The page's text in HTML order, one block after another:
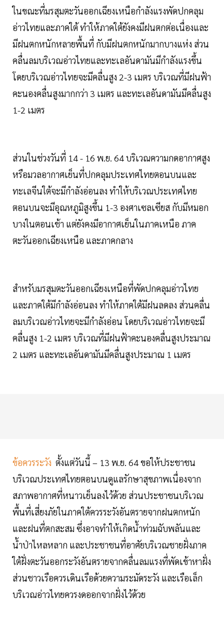
ในขณะที่มรสุมตะวันออกเฉียงเหนือกำลังแรงพัดปกคลุม
อ่าวไทยและภาคใต้ ทำให้ภาคใต้ยังคงมีฝนตกต่อเนื่องและ
มีฝนตกหนักหลายพื้นที่ กับมีฝนตกหนักมากบางแห่ง ส่วน
คลื่นลมบริเวณอ่าวไทยและทะเลอันดามันมีกำลังแรงขึ้น
โดยบริเวณอ่าวไทยจะมีคลื่นสูง 2-3 เมตร บริเวณที่มีฝนฟ้า
คะนองคลื่นสูงมากกว่า 3 เมตร และทะเลอันดามันมีคลื่นสูง
1-2 เมตร
ส่วนในช่วงวันที่ 14 - 16 พ.ย. 64 บริเวณความกดอากาศสูง
หรือมวลอากาศเย็นที่ปกคลุมประเทศไทยตอนบนและ
ทะเลจีนใต้จะมีกำลังอ่อนลง ทำให้บริเวณประเทศไทย
ตอนบนจะมีอุณหภูมิสูงขึ้น 1-3 องศาเซลเซียส กับมีหมอก
บางในตอนเช้า แต่ยังคงมีอากาศเย็นในภาคเหนือ ภาค
ตะวันออกเฉียงเหนือ และภาคกลาง
สำหรับมรสุมตะวันออกเฉียงเหนือที่พัดปกคลุมอ่าวไทย
และภาคใต้มีกำลังอ่อนลง ทำให้ภาคใต้มีฝนลดลง ส่วนคลื่น
ลมบริเวณอ่าวไทยจะมีกำลังอ่อน โดยบริเวณอ่าวไทยจะมี
คลื่นสูง 1-2 เมตร บริเวณที่มีฝนฟ้าคะนองคลื่นสูงประมาณ
2 เมตร และทะเลอันดามันมีคลื่นสูงประมาณ 1 เมตร
ข้อควรระวัง ตั้งแต่วันนี้ – 13 พ.ย. 64 ขอให้ประชาชน
บริเวณประเทศไทยตอนบนดูแลรักษาสุขภาพเนื่องจาก
สภาพอากาศที่หนาวเย็นลงไว้ด้วย ส่วนประชาชนบริเวณ
พื้นที่เสี่ยงภัยในภาคใต้ควรระวังอันตรายจากฝนตกหนัก
และฝนที่ตกสะสม ซึ่งอาจทำให้เกิดน้ำท่วมฉับพลันและ
น้ำป่าไหลหลาก และประชาชนที่อาศัยบริเวณชายฝั่งภาค
ใต้ฝั่งตะวันออกระวังอันตรายจากคลื่นลมแรงที่พัดเข้าหาฝั่ง
ส่วนชาวเรือควรเดินเรือด้วยความระมัดระวัง และเรือเล็ก
บริเวณอ่าวไทยควรงดออกจากฝั่งไว้ด้วย